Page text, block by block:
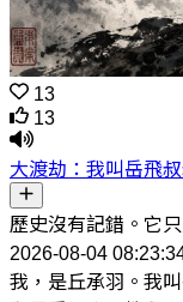
13
13
大渡劫：我叫岳飛
歷史沒有記錯。它
2026-08-04
我，是丘承羽。我